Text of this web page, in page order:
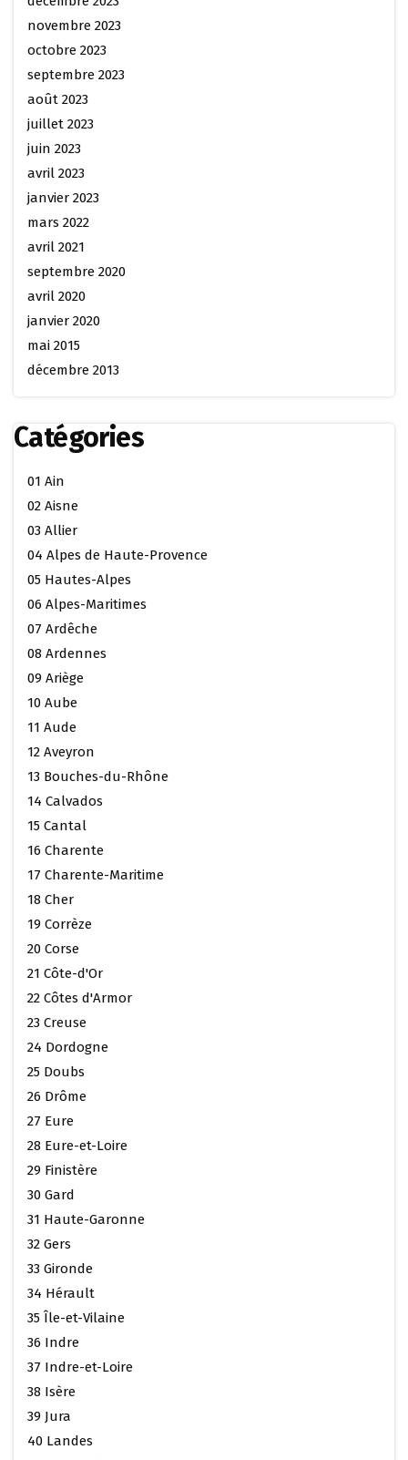
novembre 2023
octobre 2023
septembre 2023
août 2023
juillet 2023
juin 2023
avril 2023
janvier 2023
mars 2022
avril 2021
septembre 2020
avril 2020
janvier 2020
mai 2015
décembre 2013
Catégories
01 Ain
02 Aisne
03 Allier
04 Alpes de Haute-Provence
05 Hautes-Alpes
06 Alpes-Maritimes
07 Ardêche
08 Ardennes
09 Ariège
10 Aube
11 Aude
12 Aveyron
13 Bouches-du-Rhône
14 Calvados
15 Cantal
16 Charente
17 Charente-Maritime
18 Cher
19 Corrèze
20 Corse
21 Côte-d'Or
22 Côtes d'Armor
23 Creuse
24 Dordogne
25 Doubs
26 Drôme
27 Eure
28 Eure-et-Loire
29 Finistère
30 Gard
31 Haute-Garonne
32 Gers
33 Gironde
34 Hérault
35 Île-et-Vilaine
36 Indre
37 Indre-et-Loire
38 Isère
39 Jura
40 Landes